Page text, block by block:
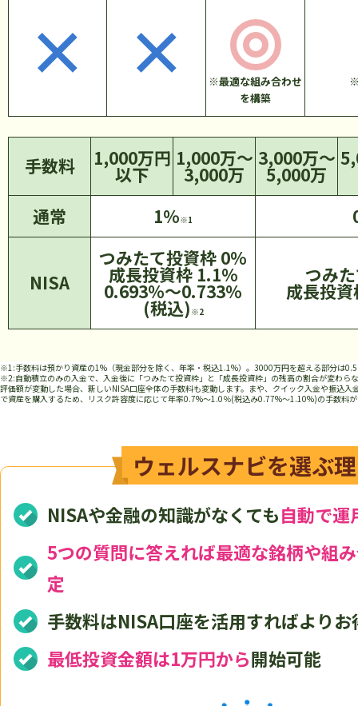
※最適な組み合わせ
を構築
手数料 1,000万円
以下
1,000万～
3,000万
3,000万～
5,000万
通常 1%※1
NISA
つみたて投資枠 0%
成長投資枠 1.1%
0.693%～0.733%
(税込) ※2
つみ
成長投
※1:
※2:自動積立のみの入金で、入金後に「つみたて投資枠」と「成長投資枠」の残高の割合が変わら
評価額が変動した場合、新しいNISA口座全体の手数料も変動します。まや、クイック入金や振込
で資産を購入するため、リスク許容度に応じて年率0.7%～1.0％(税込み0.77%～1.10%)の手数料
ウェルスナビを選ぶ
NISAや金融の知識がなくても自動で運
5つの質問に答えれば最適な銘柄や組
定
手数料はNISA口座を活用すればよりお
最低投資金額は1万円から開始可能